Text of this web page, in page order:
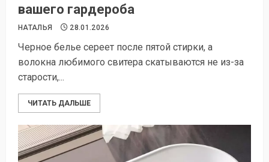
вашего гардероба
НАТАЛЬЯ 28.01.2026
Черное белье сереет после пятой стирки, а
волокна любимого свитера скатываются не из-за
старости,...
ЧИТАТЬ ДАЛЬШЕ